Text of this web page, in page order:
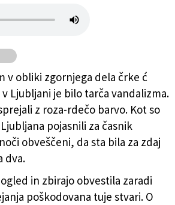
INTERNATIONAL
v obliki zgornjega dela črke ć
Ljubljani je bilo tarča vandalizma.
z roza-rdečo barvo. Kot so
pojasnili za časnik
obveščeni, da sta bila za zdaj
dva.
in zbirajo obvestila zaradi
poškodovana tuje stvari. O